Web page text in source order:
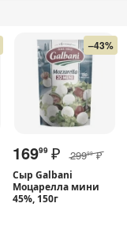
–43%
16999 ₽ 29999 ₽
Сыр Galbani
Моцарелла мини
45%, 150г